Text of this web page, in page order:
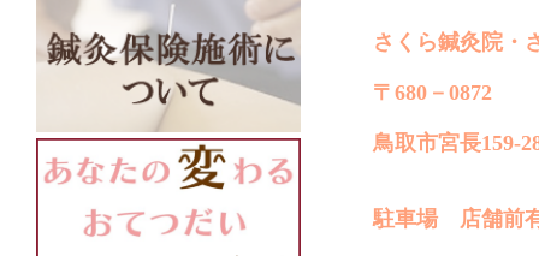
さくら鍼灸院・
〒680－0872
鳥取市宮長159-
駐車場 店舗前